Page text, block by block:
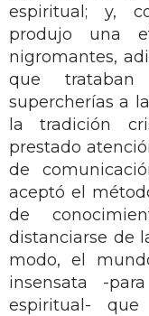
espiritual; y,
produjo una
nigromantes,
que
supercherías a
la tradición
prestado
de
aceptó el
de
distanciarse de
modo, el
insensata -
espiritual-